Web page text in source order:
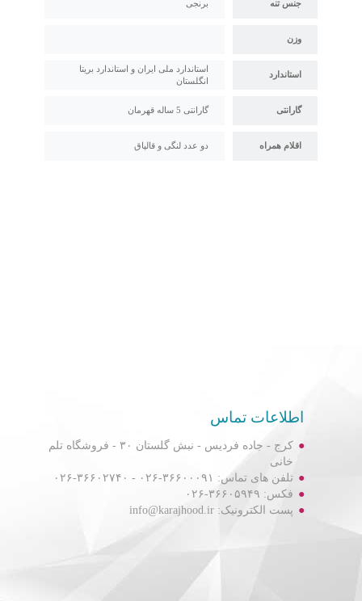
جنس تنه برنجی
وزن
استاندارد
استاندارد ملی ایران و استاندارد بریتا
انگلستان
گارانتی گارانتی 5 ساله قهرمان
اقلام همراه دو عدد لنگی و قالپاق
اطلاعات تماس
کرج - جاده فردیس - نبش گلستان ۳۰ - فروشگاه تلم
خانی
تلفن های تماس: ۳۶۶۰۰۰۹۱-۰۲۶ - ۳۶۶۰۲۷۴۰-۰۲۶
فکس: ۳۶۶۰۵۹۴۹-۰۲۶
پست الکترونیک: info@karajhood.ir